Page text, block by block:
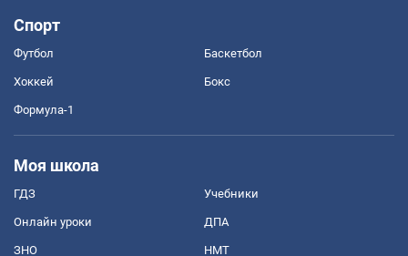
Спорт
Футбол Баскетбол
Хоккей Бокс
Формула-1
Моя школа
ГДЗ Учебники
Онлайн уроки ДПА
ЗНО НМТ